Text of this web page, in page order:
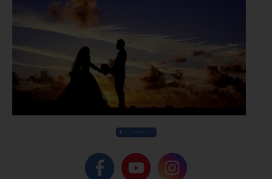
Share